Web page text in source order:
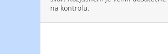
na kontrolu.